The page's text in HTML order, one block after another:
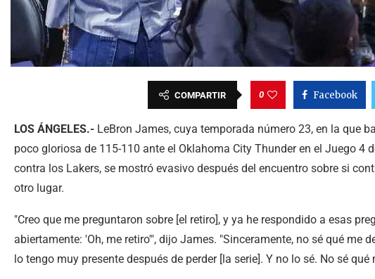
COMPARTIR 0 Facebook
LOS ÁNGELES.- LeBron James, cuya temporada número 23, en la que
poco gloriosa de 115-110 ante el Oklahoma City Thunder en el Juego 4
contra los Lakers, se mostró evasivo después del encuentro sobre si
otro lugar.
"Creo que me preguntaron sobre [el retiro], y ya he respondido a esas
abiertamente: 'Oh, me retiro'", dijo James. "Sinceramente, no sé qué me
lo tengo muy presente después de perder [la serie]. Y no lo sé. No sé qué